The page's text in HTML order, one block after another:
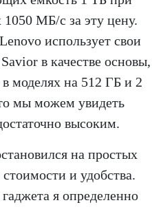
1050 МБ/с за эту цену.
использует свои
в качестве основы,
моделях на 512 ГБ и 2
мы можем увидеть
высоким.
на простых
и удобства.
я определенно